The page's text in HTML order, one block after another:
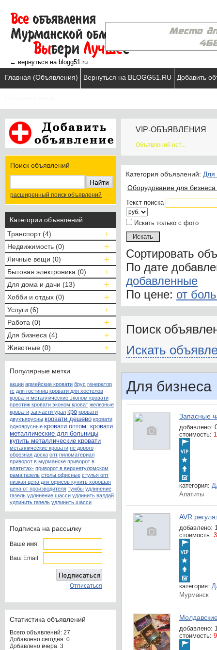
← вернуться на blogg51.ru
Главная (Объявления) Вернуться на BLOGG51.RU Добавить
VIP-ОБЪЯВЛЕНИЯ
Объявлений нет...
Категория объявлений: Для
Оборудование для
Текст поиска
Искать только с фото
Сортировать
По дате
добавленные
По цене: от
Поиск
Искать
Для бизнеса
Запасные
добавлено:
стоимость:
категория:
Апатиты
AVR
добавлено:
стоимость:
категория:
Мурманск
добавлено:
стоимость:
Поиск объявлений
расширенный поиск объявлений
Категории объявлений
Транспорт (4)
Недвижимость (0)
Личные вещи (0)
Бытовая электроника (0)
Для дома и дачи (13)
Хобби и отдых (0)
Услуги (6)
Работа (0)
Для бизнеса (4)
Животные (0)
Популярные метки
акции армейские кровати брус генератор
гс для гостиниц кровати для хостелов
кровати металлические эконом кровати
престиж кровати эконом кроват железные
кровати запчасти урал кро кровати
двухъярусны кровати дешево кровати
одноярусные кровати оптом. кровати
металлические для больницы
купить металлические кровати
металлические кровати не дорого
обрезная доска опт пиломатериал
приворот в мурманске приворот в
апатитах- приворот в верхнетуломском
рама газель столы офисные стулья опт
низкая цена для офисов купить хорошая
цена от производителя тумбы удлинение
газель удлинение шасси удлинить валдай
удлинить газель удлинить шасси
Подписка на рассылку
Ваше имя
Ваш Email
Отписаться
Статистика объявлений
Всего объявлений: 27
Добавлено сегодня: 0
Добавлено вчера: 3